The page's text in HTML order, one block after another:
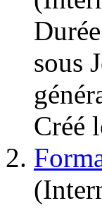
sous
Créé
2.